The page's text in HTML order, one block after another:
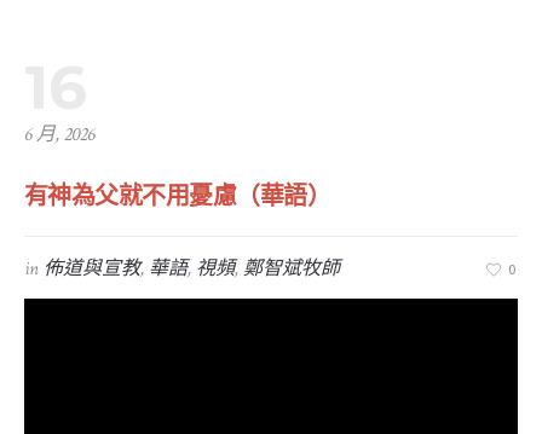
6 月, 2026
有神為父就不用憂慮（華語）
in 佈道與宣教, 華語, 視頻,鄭智斌牧師 0